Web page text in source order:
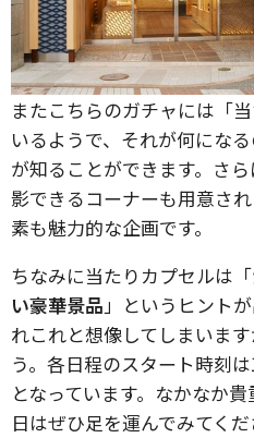
またこちらのガチャには「
いるようで、それが何にな
が知ることができます。さ
影できるコーナーも用意さ
素も魅力的な企画です。
ちなみに当たりカプセルは「
い豪華景品」というヒント
れこれと想像してしまいま
う。各日程のスタート時刻
となっています。なかなか
日はぜひ足を運んでみてくだ